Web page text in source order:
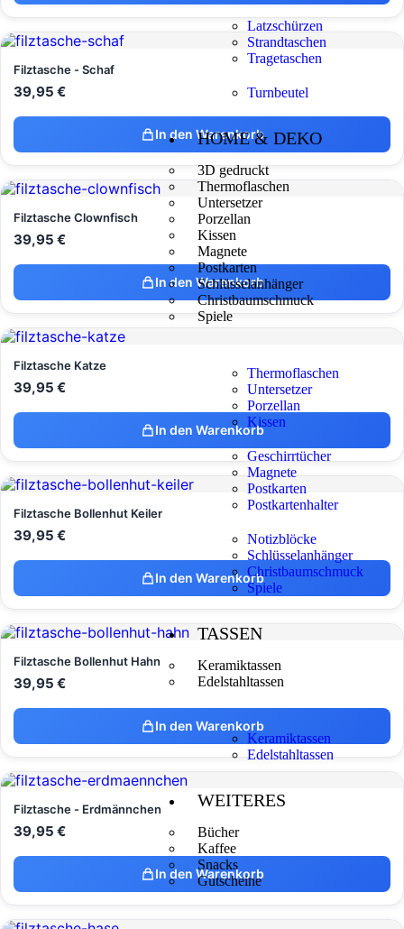
Latzschürzen
Strandtaschen
Tragetaschen
Turnbeutel
HOME & DEKO
3D gedruckt
Thermoflaschen
Untersetzer
Porzellan
Kissen
Magnete
Postkarten
Schlüsselanhänger
Christbaumschmuck
Spiele
Thermoflaschen
Untersetzer
Porzellan
Kissen
Geschirrtücher
Magnete
Postkarten
Postkartenhalter
Notizblöcke
Schlüsselanhänger
Christbaumschmuck
Spiele
TASSEN
Keramiktassen
Edelstahltassen
Keramiktassen
Edelstahltassen
WEITERES
Bücher
Kaffee
Snacks
Gutscheine
Filztasche - Schaf
39,95 €
In den Warenkorb
Filztasche Clownfisch
39,95 €
In den Warenkorb
Filztasche Katze
39,95 €
In den Warenkorb
Filztasche Bollenhut Keiler
39,95 €
In den Warenkorb
Filztasche Bollenhut Hahn
39,95 €
In den Warenkorb
Filztasche - Erdmännchen
39,95 €
In den Warenkorb